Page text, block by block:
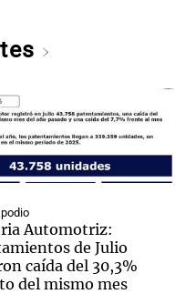
Automotriz:
de Julio
caída del 30,3%
del mismo mes